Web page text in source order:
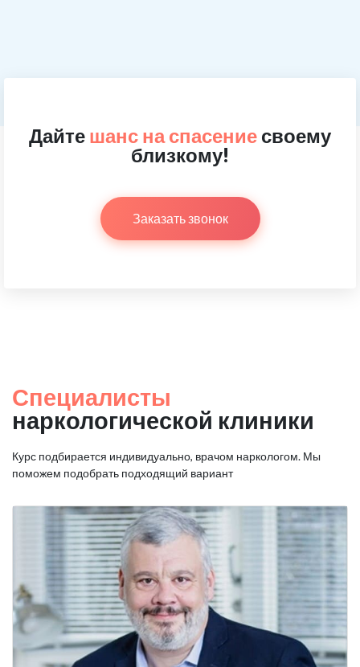
Дайте шанс на спасение своему
близкому!
Заказать звонок
Специалисты
наркологической клиники
Курс подбирается индивидуально, врачом наркологом. Мы
поможем подобрать подходящий вариант